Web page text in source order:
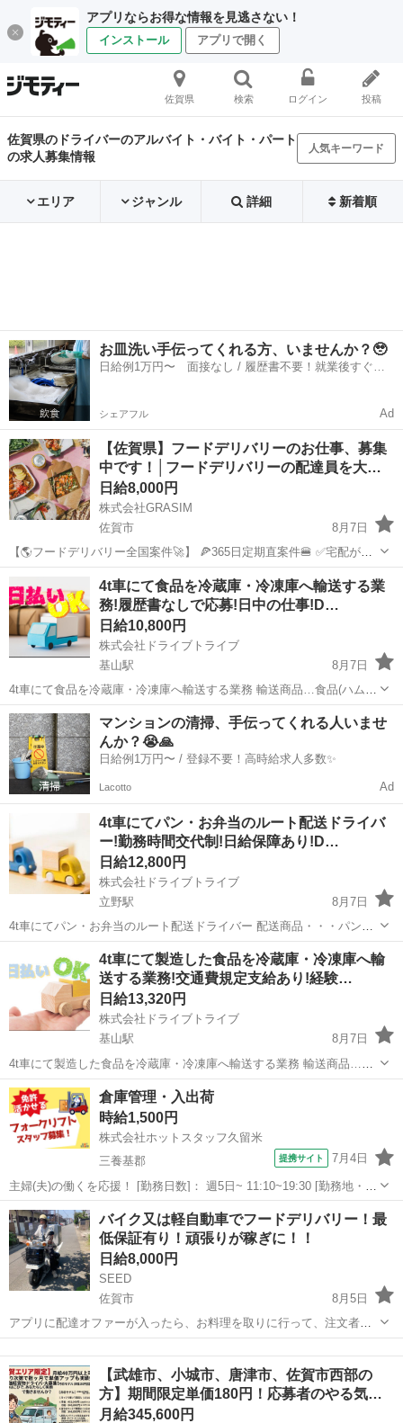
アプリならお得な情報を見逃さない！
インストール アプリで開く
佐賀県 検索 ログイン 投稿
佐賀県のドライバーのアルバイト・バイト・パート
の求人募集情報
人気キーワード
エリア ジャンル 詳細 新着順
お皿洗い手伝ってくれる方、いませんか？🥹
日給例1万円〜 面接なし / 履歴書不要！就業後すぐに
シェアフル Ad
【佐賀県】フードデリバリーのお仕事、募集
中です！│フードデリバリーの配達員を大…
日給8,000円
株式会社GRASIM
佐賀市
8月7日
【🌎フードデリバリー全国案件🚀】 🍕365日定期直案件🍔 ✅宅配が嫌
いな方必見✅ 稼働開始は７月２０日〜🫡 全４７都道府県展開💫 なん
と‼️ 日給保証➕件建という安心売上システム🔥 日当換算で30,...
ドライバー 1件
4t車にて食品を冷蔵庫・冷凍庫へ輸送する業
務!履歴書なしで応募!日中の仕事!D…
日給10,800円
株式会社ドライブトライブ
基山駅
8月7日
4t車にて食品を冷蔵庫・冷凍庫へ輸送する業務 輸送商品…食品(ハム)
配送場所…数百メートル先の移転先倉庫・冷蔵庫・冷凍庫 配送件数…
8～10便 8～10便 勤務時間…9:00～17:00 平均年齢…20代～40代...
佐賀 三養基郡 ドライバー
マンションの清掃、手伝ってくれる人いませ
んか？😭🙏
日給例1万円〜 / 登録不要！高時給求人多数✨
Lacotto Ad
4t車にてパン・お弁当のルート配送ドライバ
ー!勤務時間交代制!日給保障あり!D…
日給12,800円
株式会社ドライブトライブ
立野駅
8月7日
4t車にてパン・お弁当のルート配送ドライバー 配送商品・・・パン・
お弁当 配送場所・・・ゆめマート・ゆめタウン(北部九州) 配送件
数・・・1～2便10件 勤務時間・・・2:30～11:30/7:00～16:00※ルー...
立野駅 ドライバー ゆめタウン
4t車にて製造した食品を冷蔵庫・冷凍庫へ輸
送する業務!交通費規定支給あり!経験…
日給13,320円
株式会社ドライブトライブ
基山駅
8月7日
4t車にて製造した食品を冷蔵庫・冷凍庫へ輸送する業務 輸送商品…食
品(ハム) 輸送場所…冷蔵庫・冷凍庫(鳥栖近郊※ピストン作業) 配送件
数…ルートによる 勤務時間…6:30～16:30 平均年齢…20代～40代の
方...
佐賀 三養基郡 基山駅 ドライバー
倉庫管理・入出荷
時給1,500円
株式会社ホットスタッフ久留米
三養基郡
提携サイト 7月4日
主婦(夫)の働くを応援！ [勤務日数]： 週5日~ 11:10~19:30 [勤務地・最
寄駅]： 佐賀県三養基郡みやき町江口 株式会社ホットスタッフ久留米
[職種名]：倉庫管理・入出荷 [求人概要]： ＼＊11月...
佐賀 三養基郡 ドライバー
バイク又は軽自動車でフードデリバリー！最
低保証有り！頑張りが稼ぎに！！
日給8,000円
SEED
佐賀市
8月5日
アプリに配達オファーが入ったら、お料理を取りに行って、注文者に
配達をするお仕事です。 現金の取り扱いは有りません。 勤務時間は11
時〜15時と17時~21時の計8時間 ・日給保証¥8000(10件まで)+インセン
ティブ...
【武雄市、小城市、唐津市、佐賀市西部の
方】期間限定単価180円！応募者のやる気…
月給345,600円